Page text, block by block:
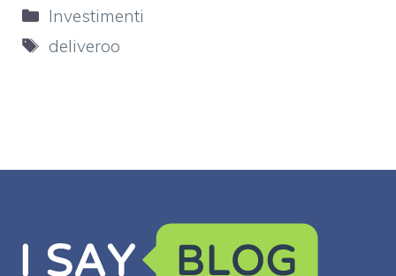
Categorie
Investimenti
Tag
deliveroo